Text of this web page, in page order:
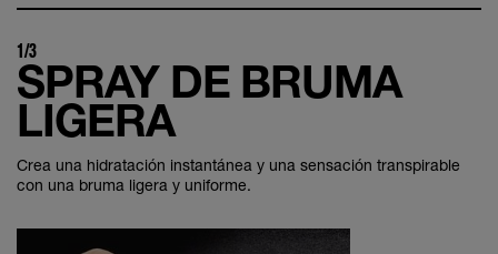
1/3
SPRAY DE BRUMA
LIGERA
Crea una hidratación instantánea y una sensación transpirable
con una bruma ligera y uniforme.